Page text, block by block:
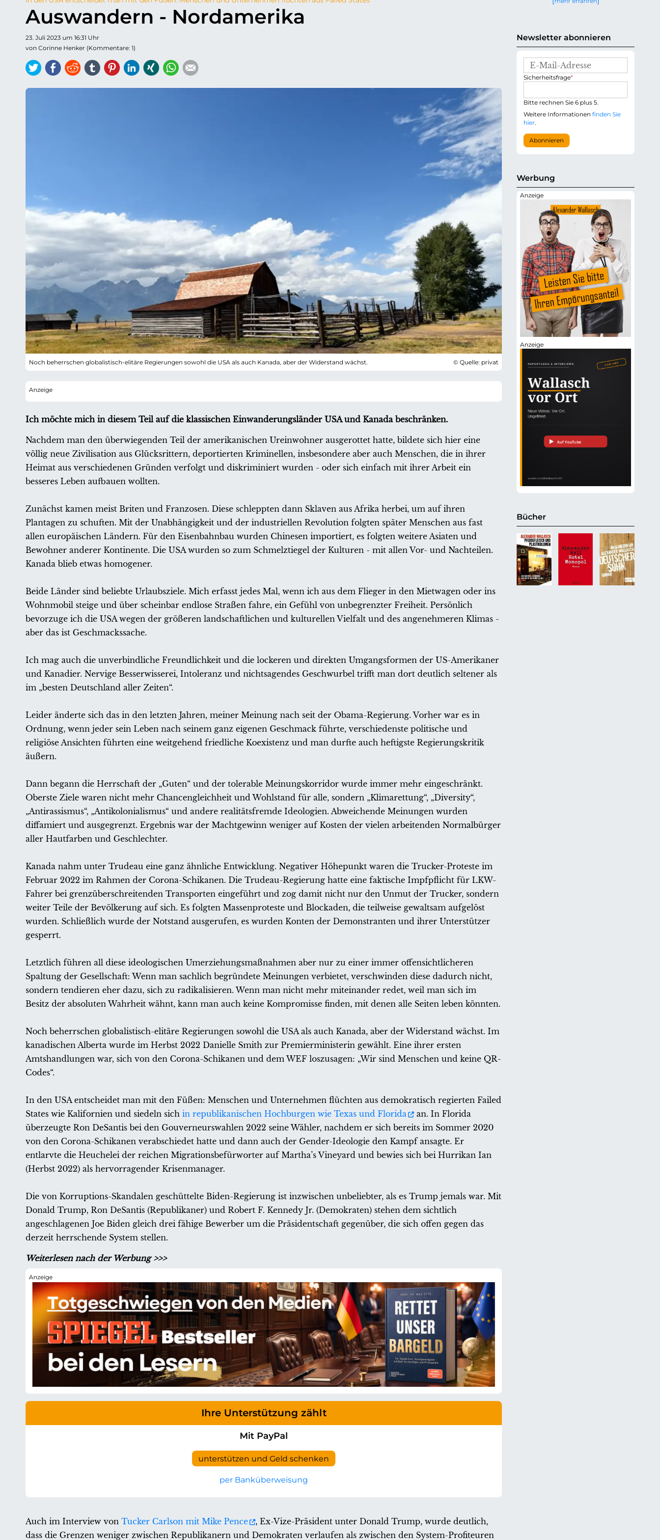
Auswandern - Nordamerika
23. Juli 2023 um 16:31 Uhr
von Corinne Henker (Kommentare: 1)
TwitterFacebook
ReddittumblrPinterestLinkedIn
Xing WhatsApp
Noch beherrschen globalistisch-elitäre Regierungen sowohl die USA als auch Kanada, aber der Widerstand wächst. © Quelle: privat
Ich möchte mich in diesem Teil auf die klassischen Einwanderungsländer USA und Kanada beschränken.
Nachdem man den überwiegenden Teil der amerikanischen Ureinwohner ausgerottet hatte, bildete sich hier eine
völlig neue Zivilisation aus Glücksrittern, deportierten Kriminellen, insbesondere aber auch Menschen, die in ihrer
Heimat aus verschiedenen Gründen verfolgt und diskriminiert wurden - oder sich einfach mit ihrer Arbeit ein
besseres Leben aufbauen wollten.
Zunächst kamen meist Briten und Franzosen. Diese schleppten dann Sklaven aus Afrika herbei, um auf ihren
Plantagen zu schuften. Mit der Unabhängigkeit und der industriellen Revolution folgten später Menschen aus fast
allen europäischen Ländern. Für den Eisenbahnbau wurden Chinesen importiert, es folgten weitere Asiaten und
Bewohner anderer Kontinente. Die USA wurden so zum Schmelztiegel der Kulturen - mit allen Vor- und Nachteilen.
Kanada blieb etwas homogener.
Beide Länder sind beliebte Urlaubsziele. Mich erfasst jedes Mal, wenn ich aus dem Flieger in den Mietwagen oder ins
Wohnmobil steige und über scheinbar endlose Straßen fahre, ein Gefühl von unbegrenzter Freiheit. Persönlich
bevorzuge ich die USA wegen der größeren landschaftlichen und kulturellen Vielfalt und des angenehmeren Klimas -
aber das ist Geschmackssache.
Ich mag auch die unverbindliche Freundlichkeit und die lockeren und direkten Umgangsformen der US-Amerikaner
und Kanadier. Nervige Besserwisserei, Intoleranz und nichtsagendes Geschwurbel trifft man dort deutlich seltener als
im „besten Deutschland aller Zeiten“.
Leider änderte sich das in den letzten Jahren, meiner Meinung nach seit der Obama-Regierung. Vorher war es in
Ordnung, wenn jeder sein Leben nach seinem ganz eigenen Geschmack führte, verschiedenste politische und
religiöse Ansichten führten eine weitgehend friedliche Koexistenz und man durfte auch heftigste Regierungskritik
äußern.
Dann begann die Herrschaft der „Guten“ und der tolerable Meinungskorridor wurde immer mehr eingeschränkt.
Oberste Ziele waren nicht mehr Chancengleichheit und Wohlstand für alle, sondern „Klimarettung“, „Diversity“,
„Antirassismus“, „Antikolonialismus“ und andere realitätsfremde Ideologien. Abweichende Meinungen wurden
diffamiert und ausgegrenzt. Ergebnis war der Machtgewinn weniger auf Kosten der vielen arbeitenden Normalbürger
aller Hautfarben und Geschlechter.
Kanada nahm unter Trudeau eine ganz ähnliche Entwicklung. Negativer Höhepunkt waren die Trucker-Proteste im
Februar 2022 im Rahmen der Corona-Schikanen. Die Trudeau-Regierung hatte eine faktische Impfpflicht für LKW-
Fahrer bei grenzüberschreitenden Transporten eingeführt und zog damit nicht nur den Unmut der Trucker, sondern
weiter Teile der Bevölkerung auf sich. Es folgten Massenproteste und Blockaden, die teilweise gewaltsam aufgelöst
wurden. Schließlich wurde der Notstand ausgerufen, es wurden Konten der Demonstranten und ihrer Unterstützer
gesperrt.
Letztlich führen all diese ideologischen Umerziehungsmaßnahmen aber nur zu einer immer offensichtlicheren
Spaltung der Gesellschaft: Wenn man sachlich begründete Meinungen verbietet, verschwinden diese dadurch nicht,
sondern tendieren eher dazu, sich zu radikalisieren. Wenn man nicht mehr miteinander redet, weil man sich im
Besitz der absoluten Wahrheit wähnt, kann man auch keine Kompromisse finden, mit denen alle Seiten leben könnten.
Noch beherrschen globalistisch-elitäre Regierungen sowohl die USA als auch Kanada, aber der Widerstand wächst. Im
kanadischen Alberta wurde im Herbst 2022 Danielle Smith zur Premierministerin gewählt. Eine ihrer ersten
Amtshandlungen war, sich von den Corona-Schikanen und dem WEF loszusagen: „Wir sind Menschen und keine QR-
Codes“.
In den USA entscheidet man mit den Füßen: Menschen und Unternehmen flüchten aus demokratisch regierten Failed
States wie Kalifornien und siedeln sich in republikanischen Hochburgen wie Texas und Florida
an. In Florida
überzeugte Ron DeSantis bei den Gouverneurswahlen 2022 seine Wähler, nachdem er sich bereits im Sommer 2020
von den Corona-Schikanen verabschiedet hatte und dann auch der Gender-Ideologie den Kampf ansagte. Er
entlarvte die Heuchelei der reichen Migrationsbefürworter auf Martha’s Vineyard und bewies sich bei Hurrikan Ian
(Herbst 2022) als hervorragender Krisenmanager.
Die von Korruptions-Skandalen geschüttelte Biden-Regierung ist inzwischen unbeliebter, als es Trump jemals war. Mit
Donald Trump, Ron DeSantis (Republikaner) und Robert F. Kennedy Jr. (Demokraten) stehen dem sichtlich
angeschlagenen Joe Biden gleich drei fähige Bewerber um die Präsidentschaft gegenüber, die sich offen gegen das
derzeit herrschende System stellen.
Weiterlesen nach der Werbung >>>
Ihre Unterstützung zählt
Mit PayPal
unterstützen und Geld schenken
per Banküberweisung
Auch im Interview von Tucker Carlson mit Mike Pence
, Ex-Vize-Präsident unter Donald Trump, wurde deutlich,
dass die Grenzen weniger zwischen Republikanern und Demokraten verlaufen als zwischen den System-Profiteuren
Newsletter abonnieren
M
l
-
A
r
e
P
i
c
h
t
f
e
Sicherheitsfrage*
Bitte rechnen Sie 6 plus 5.
Weitere Informationen finden Sie
hier.
Abonnieren
Werbung
Bücher